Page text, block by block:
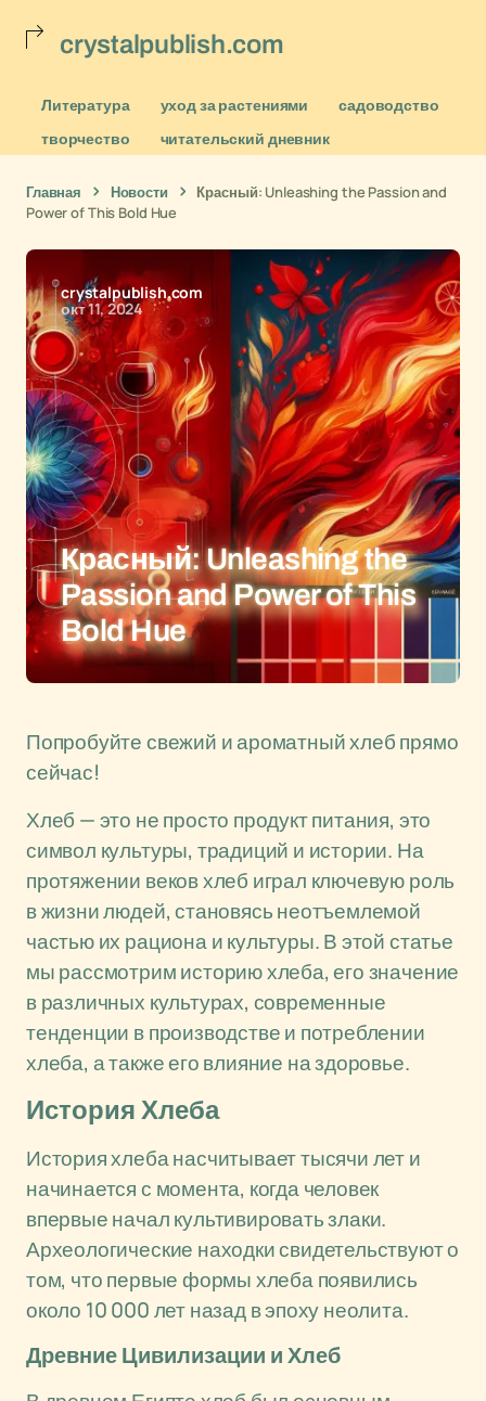
crystalpublish.com
Литература уход за растениями
садоводство
творчество
читательский дневник
Главная Новости
Красный: Unleashing the Passion and
Power of This Bold Hue
crystalpublish.com
окт 11, 2024
Красный: Unleashing the
Passion and Power of This
Bold Hue
Попробуйте свежий и ароматный хлеб прямо
сейчас!
Хлеб — это не просто продукт питания, это
символ культуры, традиций и истории. На
протяжении веков хлеб играл ключевую роль
в жизни людей, становясь неотъемлемой
частью их рациона и культуры. В этой статье
мы рассмотрим историю хлеба, его значение
в различных культурах, современные
тенденции в производстве и потреблении
хлеба, а также его влияние на здоровье.
История Хлеба
История хлеба насчитывает тысячи лет и
начинается с момента, когда человек
впервые начал культивировать злаки.
Археологические находки свидетельствуют о
том, что первые формы хлеба появились
около 10 000 лет назад в эпоху неолита.
Древние Цивилизации и Хлеб